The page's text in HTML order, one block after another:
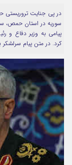
در پی جنایت تروریستی
سوریه در استان حمص،
پیامی به وزیر دفاع و
کرد. در متن پیام